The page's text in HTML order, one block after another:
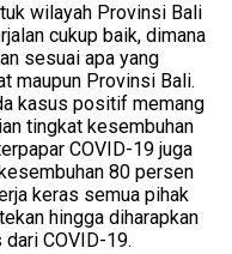
wilayah Provinsi Bali
cukup baik, dimana
sesuai apa yang
maupun Provinsi Bali.
kasus positif memang
tingkat kesembuhan
COVID-19 juga
80 persen
keras semua pihak
hingga diharapkan
COVID-19.